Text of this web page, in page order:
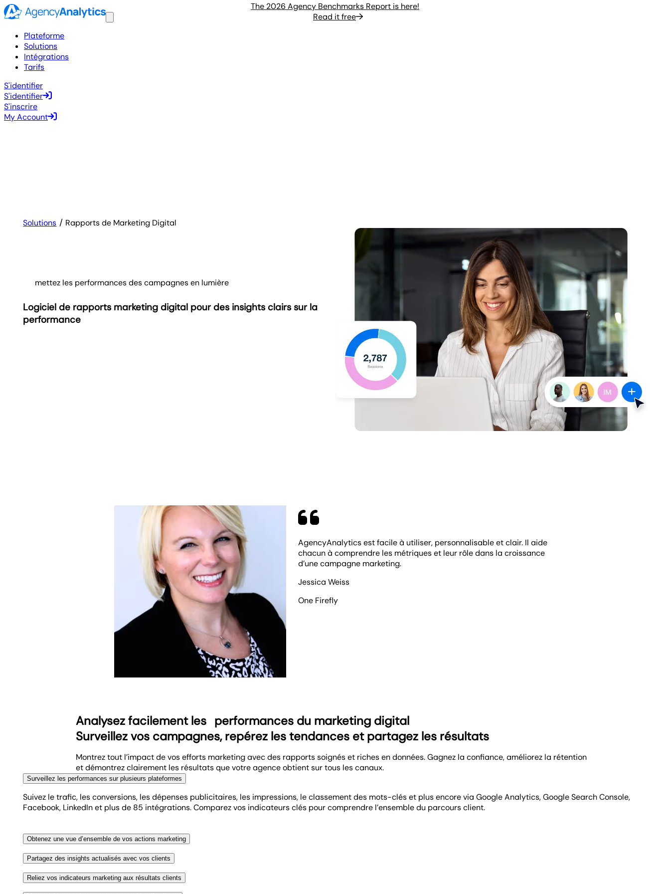
The 2026 Agency Benchmarks Report is here!
Read it free
Plateforme
Solutions
Intégrations
Tarifs
S'identifier
S'identifier
S'inscrire
My Account
Solutions Rapports de Marketing Digital
mettez les performances des campagnes en lumière
Logiciel de rapports marketing digital pour des insights clairs sur la
performance
AgencyAnalytics est facile à utiliser, personnalisable et clair. Il aide
chacun à comprendre les métriques et leur rôle dans la croissance
d’une campagne marketing.
Jessica Weiss
One Firefly
Analysez facilement les performances du marketing digital
Surveillez vos campagnes, repérez les tendances et partagez les résultats
Montrez tout l’impact de vos efforts marketing avec des rapports soignés et riches en données. Gagnez la confiance, améliorez la rétention
et démontrez clairement les résultats que votre agence obtient sur tous les canaux.
Surveillez les performances sur plusieurs plateformes
Suivez le trafic, les conversions, les dépenses publicitaires, les impressions, le classement des mots-clés et plus encore via Google Analytics, Google Search Console,
Facebook, LinkedIn et plus de 85 intégrations. Comparez vos indicateurs clés pour comprendre l’ensemble du parcours client.
Obtenez une vue d’ensemble de vos actions marketing
Analysez les performances de vos campagnes PPC, SEO, réseaux sociaux et e-mail. Identifiez ce qui génère des résultats et ce qui mérite d’être optimisé.
Partagez des insights actualisés avec vos clients
Les clients apprécient la transparence. Certains préfèrent consulter leurs données marketing en dehors des rapports mensuels planifiés. Ont-ils besoin de statistiques
Reliez vos indicateurs marketing aux résultats clients